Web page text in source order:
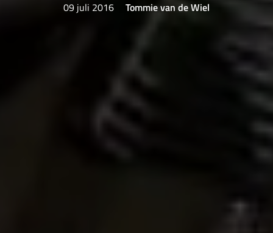
09 juli 2016 Tommie van de Wiel